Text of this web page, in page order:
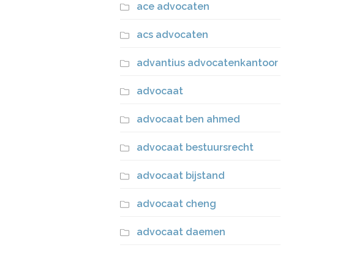
ace advocaten
acs advocaten
advantius advocatenkantoor
advocaat
advocaat ben ahmed
advocaat bestuursrecht
advocaat bijstand
advocaat cheng
advocaat daemen